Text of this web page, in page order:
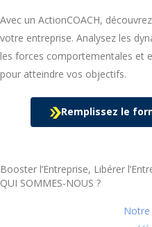
Avec un ActionCOACH,
votre entreprise. Analysez les
les forces comportementales et
pour atteindre vos objectifs.
Remplissez le
Booster l’Entreprise, Libérer
QUI SOMMES-NOUS ?
Notre